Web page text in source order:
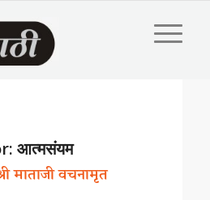
आत्मसंयम
माताजी वचनामृत